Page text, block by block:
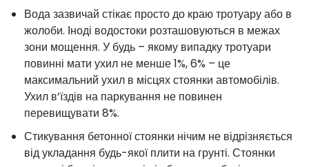
Вода зазвичай стікає просто до краю тротуару або в
жолоби. Іноді водостоки розташовуються в межах
зони мощення. У будь – якому випадку тротуари
повинні мати ухил не менше 1%, 6% – це
максимальний ухил в місцях стоянки автомобілів.
Ухил в’їздів на паркування не повинен
перевищувати 8%.
Стикування бетонної стоянки нічим не відрізняється
від укладання будь-якої плити на грунті. Стоянки